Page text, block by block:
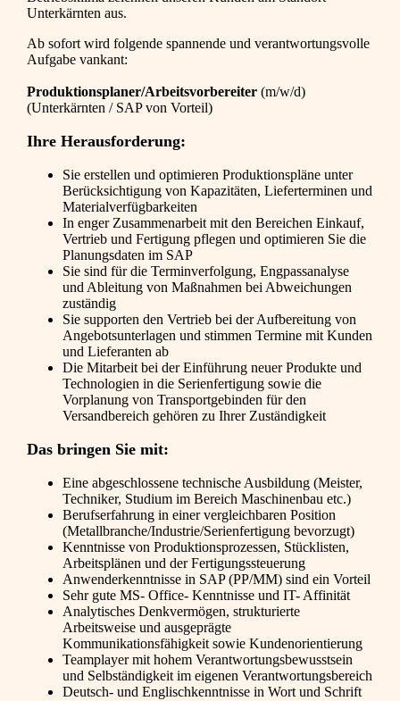
Unterkärnten aus.
Ab sofort wird folgende spannende und verantwortungsvolle
Aufgabe vankant:
Produktionsplaner/Arbeitsvorbereiter (m/w/d)
(Unterkärnten / SAP von Vorteil)
Ihre Herausforderung:
Sie erstellen und optimieren Produktionspläne unter
Berücksichtigung von Kapazitäten, Lieferterminen und
Materialverfügbarkeiten
In enger Zusammenarbeit mit den Bereichen Einkauf,
Vertrieb und Fertigung pflegen und optimieren Sie die
Planungsdaten im SAP
Sie sind für die Terminverfolgung, Engpassanalyse
und Ableitung von Maßnahmen bei Abweichungen
zuständig
Sie supporten den Vertrieb bei der Aufbereitung von
Angebotsunterlagen und stimmen Termine mit Kunden
und Lieferanten ab
Die Mitarbeit bei der Einführung neuer Produkte und
Technologien in die Serienfertigung sowie die
Vorplanung von Transportgebinden für den
Versandbereich gehören zu Ihrer Zuständigkeit
Das bringen Sie mit:
Eine abgeschlossene technische Ausbildung (Meister,
Techniker, Studium im Bereich Maschinenbau etc.)
Berufserfahrung in einer vergleichbaren Position
(Metallbranche/Industrie/Serienfertigung bevorzugt)
Kenntnisse von Produktionsprozessen, Stücklisten,
Arbeitsplänen und der Fertigungssteuerung
Anwenderkenntnisse in SAP (PP/MM) sind ein Vorteil
Sehr gute MS- Office- Kenntnisse und IT- Affinität
Analytisches Denkvermögen, strukturierte
Arbeitsweise und ausgeprägte
Kommunikationsfähigkeit sowie Kundenorientierung
Teamplayer mit hohem Verantwortungsbewusstsein
und Selbständigkeit im eigenen Verantwortungsbereich
Deutsch- und Englischkenntnisse in Wort und Schrift